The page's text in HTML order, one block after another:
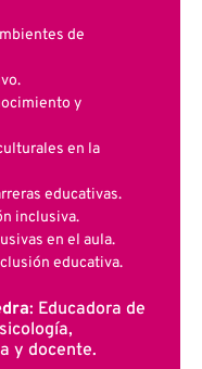
de
y
en la
educativas.
inclusiva.
en el aula.
educativa.
: Educadora de
y docente.